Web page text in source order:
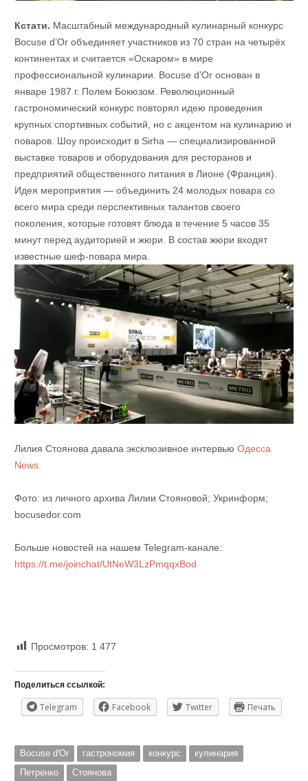
Кстати. Масштабный международный кулинарный конкурс
Bocuse d’Or объединяет участников из 70 стран на четырёх
континентах и ​​считается «Оскаром» в мире
профессиональной кулинарии. Bocuse d’Or основан в
январе 1987 г. Полем Бокюзом. Революционный
гастрономический конкурс повторял идею проведения
крупных спортивных событий, но с акцентом на кулинарию и
поваров. Шоу происходит в Sirha — специализированной
выставке товаров и оборудования для ресторанов и
предприятий общественного питания в Лионе (Франция).
Идея мероприятия — объединить 24 молодых повара со
всего мира среди перспективных талантов своего
поколения, которые готовят блюда в течение 5 часов 35
минут перед аудиторией и жюри. В состав жюри входят
известные шеф-повара мира.
Лилия Стоянова давала эксклюзивное интервью Одесса
News.
Фото: из личного архива Лилии Стояновой; Укринформ;
bocusedor.com
Больше новостей на нашем Telegram-канале:
https://t.me/joinchat/UtNeW3LzPmqqxBod
Просмотров: 1 477
Поделиться ссылкой:
Telegram Facebook Twitter Печать
Bocuse d'Or гастрономия конкурс
кулинария
Петренко
Стоянова